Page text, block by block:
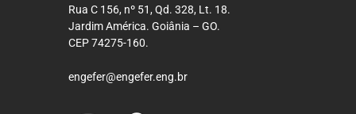
Rua C 156, nº 51, Qd. 328, Lt. 18.
Jardim América. Goiânia – GO.
CEP 74275-160.
engefer@engefer.eng.br